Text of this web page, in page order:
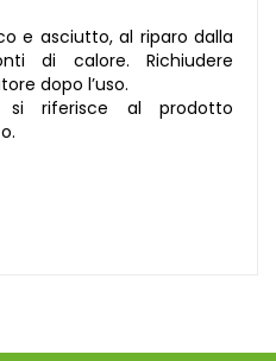
e asciutto, al riparo dalla
di calore. Richiudere
dopo l’uso.
riferisce al prodotto